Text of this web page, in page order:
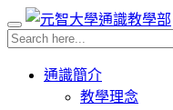
通識簡介
教學理念